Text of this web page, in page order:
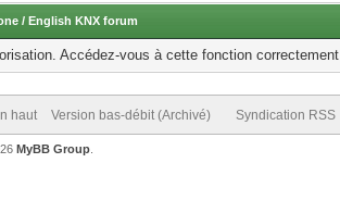
/ English KNX forum
Accédez-vous à cette fonction
haut Version bas-débit (Archivé) Syndication RSS
MyBB Group